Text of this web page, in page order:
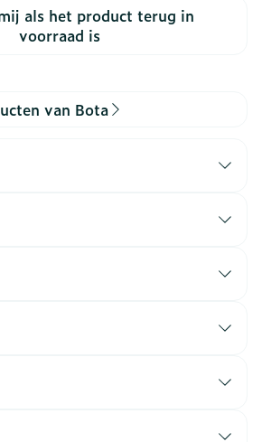
als het product terug in
voorraad is
van Bota